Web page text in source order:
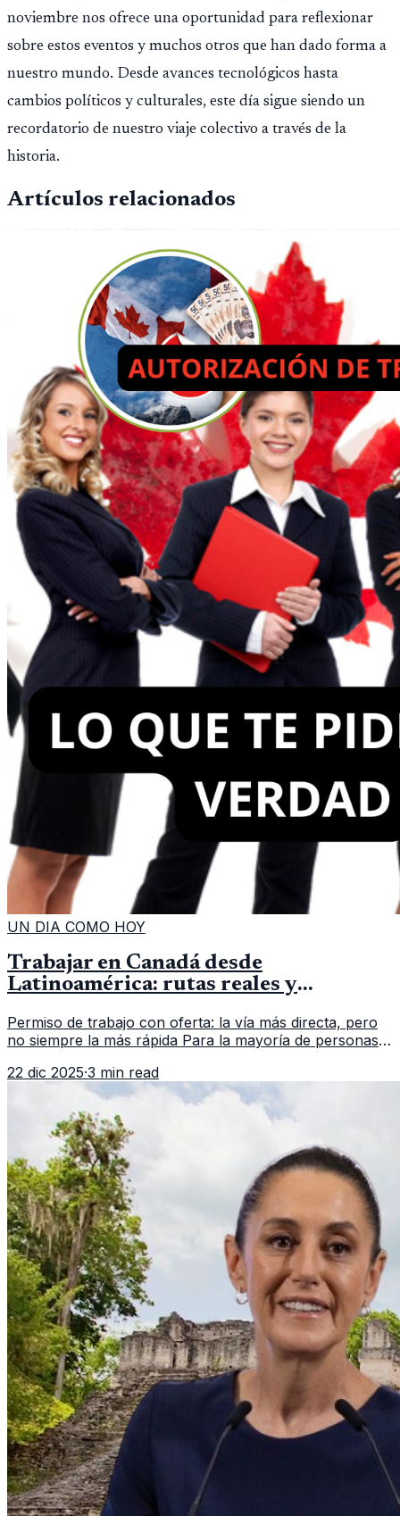
noviembre nos ofrece una oportunidad para reflexionar
sobre estos eventos y muchos otros que han dado forma a
nuestro mundo. Desde avances tecnológicos hasta
cambios políticos y culturales, este día sigue siendo un
recordatorio de nuestro viaje colectivo a través de la
historia.
Artículos relacionados
UN DIA COMO HOY
Trabajar en Canadá desde
Latinoamérica: rutas reales y
Permiso de trabajo con oferta: la vía más directa, pero
no siempre la más rápida Para la mayoría de personas
es una oferta la
22 dic 2025·3 min read